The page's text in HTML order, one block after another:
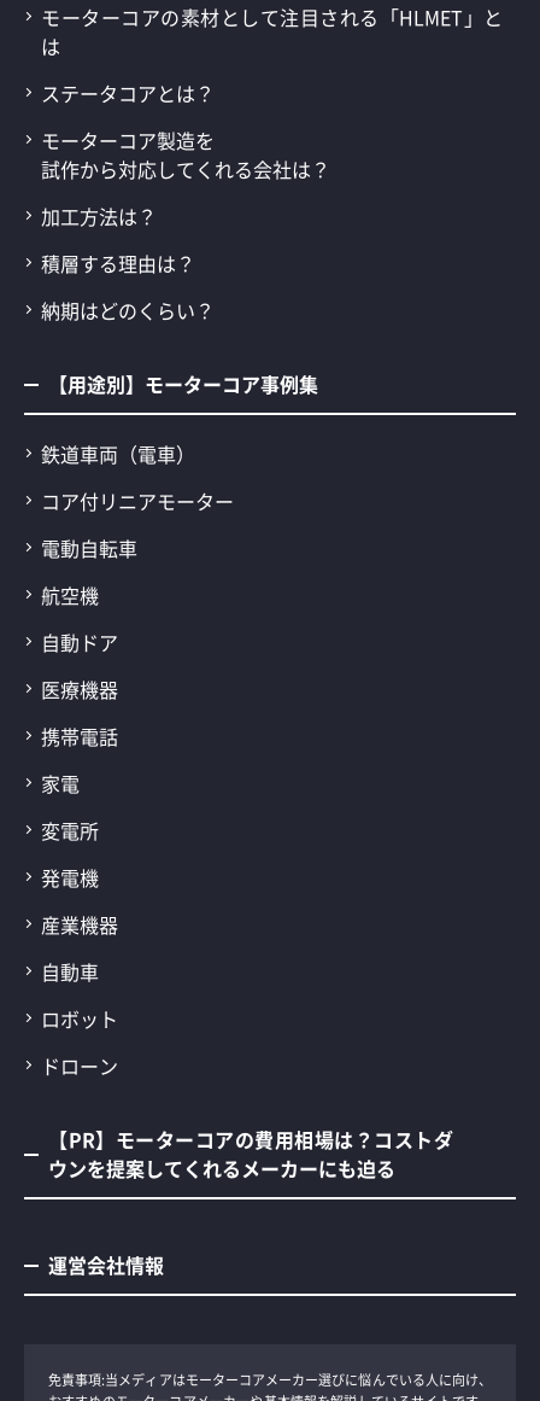
モーターコアの素材として注目される「HLMET」と
は
ステータコアとは？
モーターコア製造を
試作から対応してくれる会社は？
加工方法は？
積層する理由は？
納期はどのくらい？
【用途別】モーターコア事例集
鉄道車両（電車）
コア付リニアモーター
電動自転車
航空機
自動ドア
医療機器
携帯電話
家電
変電所
発電機
産業機器
自動車
ロボット
ドローン
【PR】モーターコアの費用相場は？コストダ
ウンを提案してくれるメーカーにも迫る
運営会社情報
免責事項:当メディアはモーターコアメーカー選びに悩んでいる人に向け、